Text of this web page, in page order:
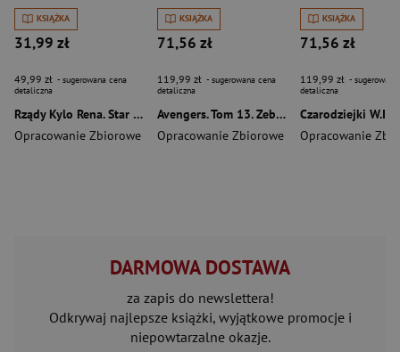
KSIĄŻKA
31,99 zł
49,99 zł - sugerowana cena
detaliczna
Rządy Kylo Rena. Star Wars. Dziedzictwo Vadera. Tom 1
Opracowanie Zbiorowe
KSIĄŻKA
71,56 zł
119,99 zł - sugerowana cena
detaliczna
Avengers. Tom 13. Zebrani
Opracowanie Zbiorowe
KSIĄŻKA
71,56 zł
119,99 zł -
detaliczna
Opracowanie
DARMOWA DOSTAWA
za zapis do newslettera!
Odkrywaj najlepsze książki, wyjątkowe promocje i
niepowtarzalne okazje.